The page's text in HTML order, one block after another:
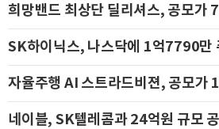
네이블, SK텔레콤과 24억원 규모